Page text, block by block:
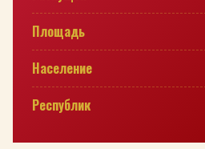
Площадь
Население
Республик